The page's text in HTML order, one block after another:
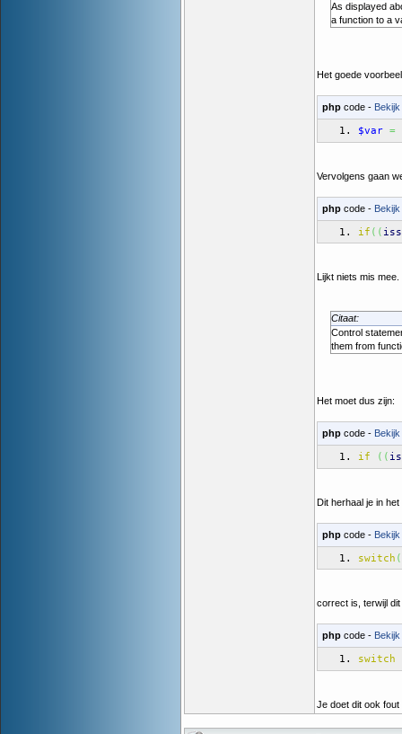
As displayed
a function to a
Het goede
php code -
$var =
Vervolgens gaan
php code -
if ( (
Lijkt niets mis
Citaat:
Control
them from
Het moet dus zijn:
php code -
if ( (
Dit herhaal je in
php code -
switch (
correct is, terwijl
php code -
switch
Je doet dit ook